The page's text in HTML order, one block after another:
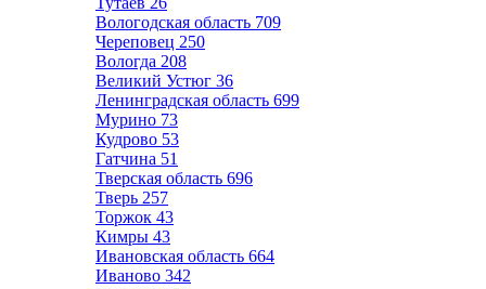
Вологодская область 709
Череповец 250
Вологда 208
Великий Устюг 36
Ленинградская область 699
Мурино 73
Кудрово 53
Гатчина 51
Тверская область 696
Тверь 257
Торжок 43
Кимры 43
Ивановская область 664
Иваново 342